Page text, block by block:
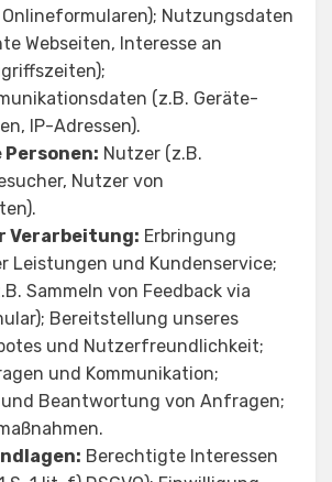
Onlineformularen); Nutzungsdaten
Webseiten, Interesse an
(z.B. Geräte-
IP-Adressen).
Nutzer (z.B.
Nutzer von
Verarbeitung: Erbringung
Leistungen und Kundenservice;
Sammeln von Feedback via
Bereitstellung unseres
und Nutzerfreundlichkeit;
und Kommunikation;
Beantwortung von Anfragen;
Berechtigte Interessen